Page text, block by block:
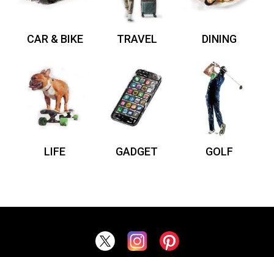
CAR & BIKE TRAVEL DINING
LIFE GADGET GOLF